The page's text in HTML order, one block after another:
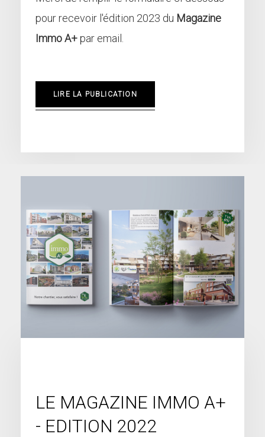
pour recevoir l'édition 2023 du Magazine
Immo A+par email.
LIRE LA PUBLICATION
LE MAGAZINE IMMO A+
- EDITION 2022